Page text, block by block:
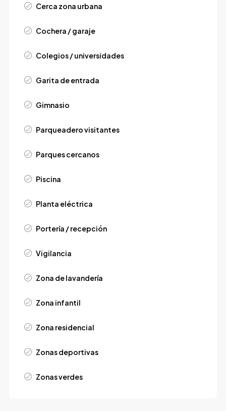
Cerca zona urbana
Cochera / garaje
Colegios / universidades
Garita de entrada
Gimnasio
Parqueadero visitantes
Parques cercanos
Piscina
Planta eléctrica
Portería / recepción
Vigilancia
Zona de lavandería
Zona infantil
Zona residencial
Zonas deportivas
Zonas verdes